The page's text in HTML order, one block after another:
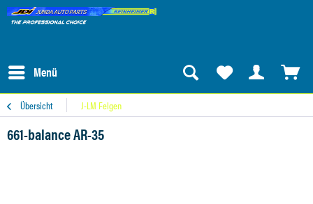
Menü
Übersicht J-LM Felgen
661-balance AR-35